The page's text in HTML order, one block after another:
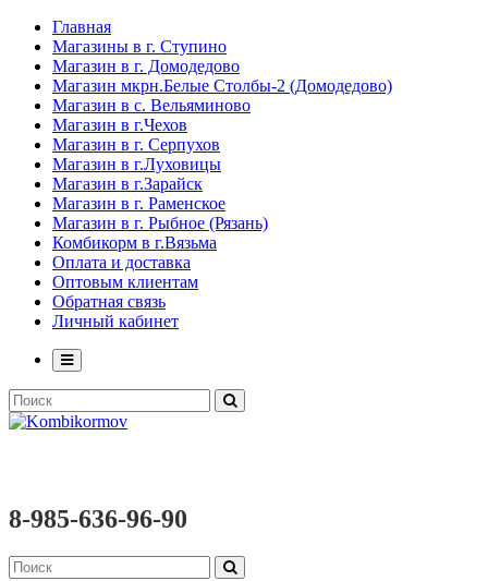
Главная
Магазины в г. Ступино
Магазин в г. Домодедово
Магазин мкрн.Белые Столбы-2 (Домодедово)
Магазин в с. Вельяминово
Магазин в г.Чехов
Магазин в г. Серпухов
Магазин в г.Луховицы
Магазин в г.Зарайск
Магазин в г. Раменское
Магазин в г. Рыбное (Рязань)
Комбикорм в г.Вязьма
Оплата и доставка
Оптовым клиентам
Обратная связь
Личный кабинет
8-985-636-96-90